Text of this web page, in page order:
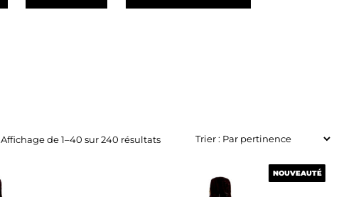
Affichage de 1–40 sur 240 résultats
NOUVEAUTÉ
NOUVEAUTÉ